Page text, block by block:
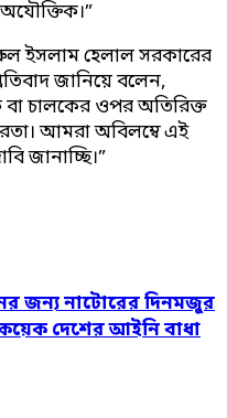
অযৌক্তিক।”
ইসলাম হেলাল সরকারের
জানিয়ে বলেন,
চালকের ওপর অতিরিক্ত
আমরা অবিলম্বে এই
জানাচ্ছি।”
জন্য নাটোরের দিনমজুর
কয়েক দেশের আইনি বাধা